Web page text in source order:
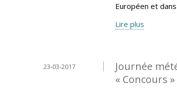
Européen et
Lire plus
Journée
« Concours
23-03-2017